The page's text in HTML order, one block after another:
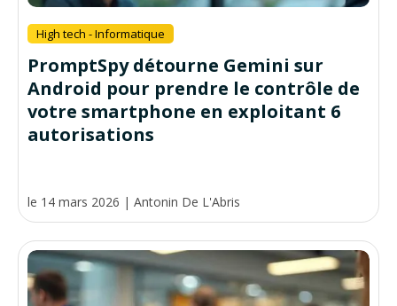
High tech - Informatique
PromptSpy détourne Gemini sur
Android pour prendre le contrôle de
votre smartphone en exploitant 6
autorisations
le 14 mars 2026 | Antonin De L'Abris